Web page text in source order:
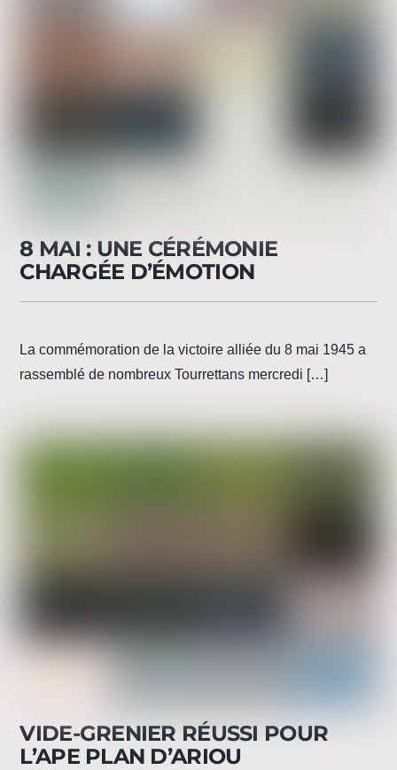
8 MAI : UNE CÉRÉMONIE
CHARGÉE D’ÉMOTION
La commémoration de la victoire alliée du 8 mai 1945 a
rassemblé de nombreux Tourrettans mercredi […]
VIDE-GRENIER RÉUSSI POUR
L’APE PLAN D’ARIOU